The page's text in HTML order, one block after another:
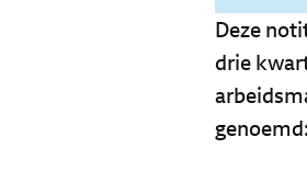
Deze
drie
genoemd: